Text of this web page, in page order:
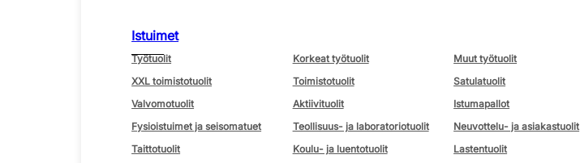
Istuimet
Työtuolit Korkeat työtuolit
Muut työtuolit
XXL toimistotuolit
Toimistotuolit
Satulatuolit
Valvomotuolit
Aktiivituolit
Istumapallot
Fysioistuimet ja seisomatuet
Teollisuus- ja laboratoriotuolit
Neuvottelu- ja asiakastuolit
Taittotuolit
Koulu- ja luentotuolit
Lastentuolit